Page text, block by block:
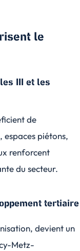
le
III et les
de
espaces piétons,
renforcent
du secteur.
tertiaire
devient un
Metz-